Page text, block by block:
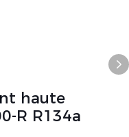
haute
R R134a